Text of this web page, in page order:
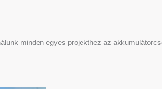
minden egyes projekthez az